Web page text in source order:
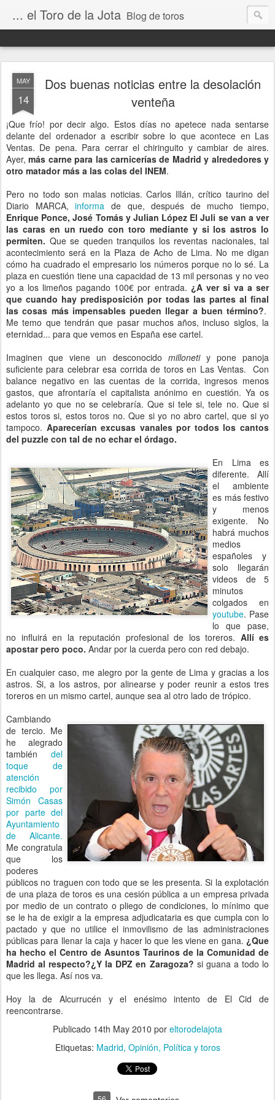
... el Toro de la Jota Blog de toros
MAY
14
Dos buenas noticias entre la desolación
venteña
¡Que frío! por decir algo. Estos días no apetece nada sentarse
delante del ordenador a escribir sobre lo que acontece en Las
Ventas. De pena. Para cerrar el chiringuito y cambiar de aires.
Ayer,más carne para las carnicerías de Madrid y alrededores y
otro matador más a las colas del INEM.
Pero no todo son malas noticias. Carlos Illán, crítico taurino del
Diario MARCA,informa de que, después de mucho tiempo,
Enrique Ponce, José Tomás y Julian López El Juli se van a ver
las caras en un ruedo con toro mediante y si los astros lo
permiten. Que se queden tranquilos los reventas nacionales, tal
acontecimiento será en la Plaza de Acho de Lima. No me digan
cómo ha cuadrado el empresario los números porque no lo sé. La
plaza en cuestión tiene una capacidad de 13 mil personas y no veo
yo a los limeños pagando 100€ por entrada. ¿A ver si va a ser
que cuando hay predisposición por todas las partes al final
las cosas más impensables pueden llegar a buen término?.
Me temo que tendrán que pasar muchos años, incluso siglos, la
eternidad... para que vemos en España ese cartel.
Imaginen que viene un desconocido millonetiy pone panoja
suficiente para celebrar esa corrida de toros en Las Ventas. Con
balance negativo en las cuentas de la corrida, ingresos menos
gastos, que afrontaría el capitalista anónimo en cuestión. Ya os
adelanto yo que no se celebraría. Que si tele si, tele no. Que si
estos toros si, estos toros no. Que si yo no abro cartel, que si yo
tampoco. Aparecerían excusas vanales por todos los cantos
del puzzle con tal de no echar el órdago.
En Lima es
diferente. Allí
el ambiente
es más festivo
y menos
exigente. No
habrá muchos
medios
españoles y
solo llegarán
videos de 5
minutos
colgados en
youtube. Pase
lo que pase,
no influirá en la reputación profesional de los toreros. Allí es
apostar pero poco. Andar por la cuerda pero con red debajo.
En cualquier caso, me alegro por la gente de Lima y gracias a los
astros. Si, a los astros, por alinearse y poder reunir a estos tres
toreros en un mismo cartel, aunque sea al otro lado de trópico.
Cambiando
de tercio. Me
he alegrado
también del
toque de
atención
recibido por
Simón Casas
por parte del
Ayuntamiento
de Alicante.
Me congratula
que los
poderes
públicos no traguen con todo que se les presenta. Si la explotación
de una plaza de toros es una cesión pública a un empresa privada
por medio de un contrato o pliego de condiciones, lo mínimo que
se le ha de exigir a la empresa adjudicataria es que cumpla con lo
pactado y que no utilice el inmovilismo de las administraciones
públicas para llenar la caja y hacer lo que les viene en gana. ¿Que
ha hecho el Centro de Asuntos Taurinos de la Comunidad de
Madrid al respecto?¿Y la DPZ en Zaragoza? si guana a todo lo
que les llega. Así nos va.
Hoy la de Alcurrucén y el enésimo intento de El Cid de
reencontrarse.
Publicado 14th May 2010 por eltorodelajota
Etiquetas: Madrid Opinión Política y toros